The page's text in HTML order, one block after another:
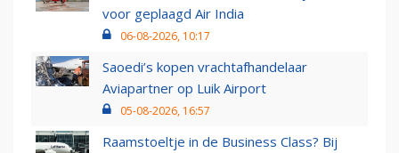
voor geplaagd Air India
06-08-2026, 10:17
Saoedi’s kopen vrachtafhandelaar
Aviapartner op Luik Airport
05-08-2026, 16:57
Raamstoeltje in de Business Class? Bij